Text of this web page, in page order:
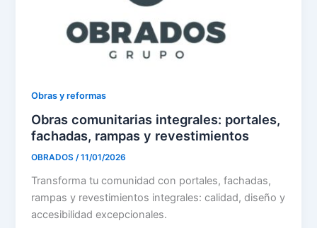
Obras y reformas
Obras comunitarias integrales: portales,
fachadas, rampas y revestimientos
OBRADOS/11/01/2026
Transforma tu comunidad con portales, fachadas,
rampas y revestimientos integrales: calidad, diseño y
accesibilidad excepcionales.